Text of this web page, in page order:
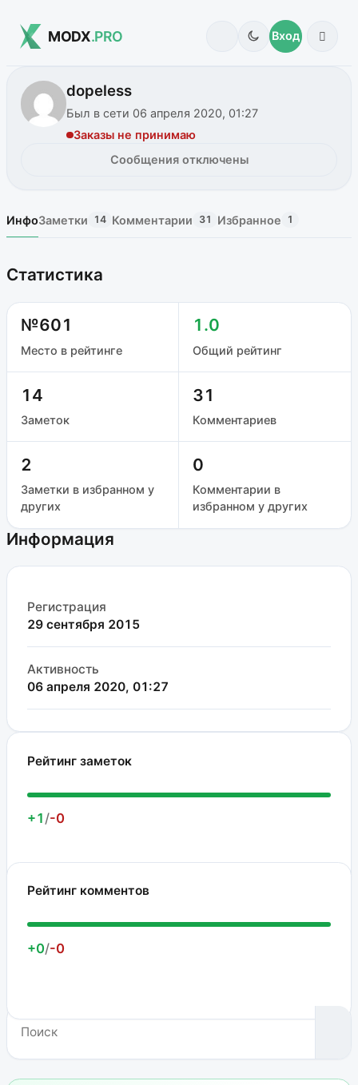
MODX.PRO Вход
dopeless
Был в сети 06 апреля 2020, 01:27
Заказы не принимаю
Сообщения отключены
ИнфоЗаметки 14 Комментарии 31 Избранное 1
Статистика
№601
Место в рейтинге
1.0
Общий рейтинг
14
Заметок
31
Комментариев
2
Заметки в избранном у
других
0
Комментарии в
избранном у других
Информация
Регистрация
29 сентября 2015
Активность
06 апреля 2020, 01:27
Рейтинг заметок
+1 /-0
Рейтинг комментов
+0/-0